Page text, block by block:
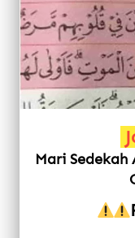
Mari